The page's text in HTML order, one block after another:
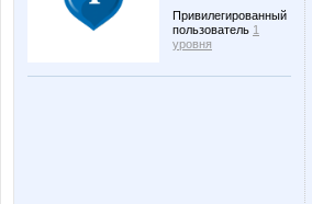
Привилегированный
пользователь 1
уровня